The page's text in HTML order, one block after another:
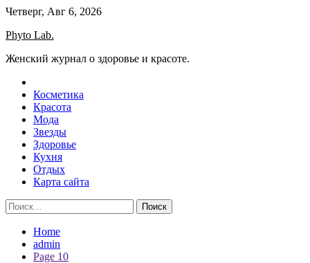
Skip
content
Четверг, Авг 6, 2026
Phyto Lab.
Женский журнал о здоровье и красоте.
Косметика
Красота
Мода
Звезды
Здоровье
Кухня
Отдых
Карта сайта
Найти:
Home
admin
Page 10